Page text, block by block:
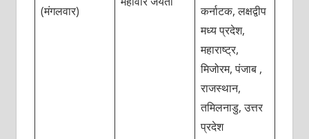
(मंगलवार)
कर्नाटक, लक्षद्वीप
मध्य प्रदेश,
महाराष्ट्र,
मिजोरम, पंजाब ,
राजस्थान,
तमिलनाडु, उत्तर
प्रदेश